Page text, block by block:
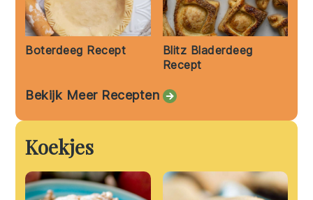
Bekijk Meer Recepten
Boterdeeg Recept
Blitz Bladerdeeg
Recept
Koekjes